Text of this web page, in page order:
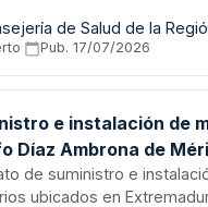
médico
por presión y cuidados
de Salud de la
· Pub.17/07/2026
e instalación de
Díaz Ambrona de
a enfermos de
de suministro e
ubicados en